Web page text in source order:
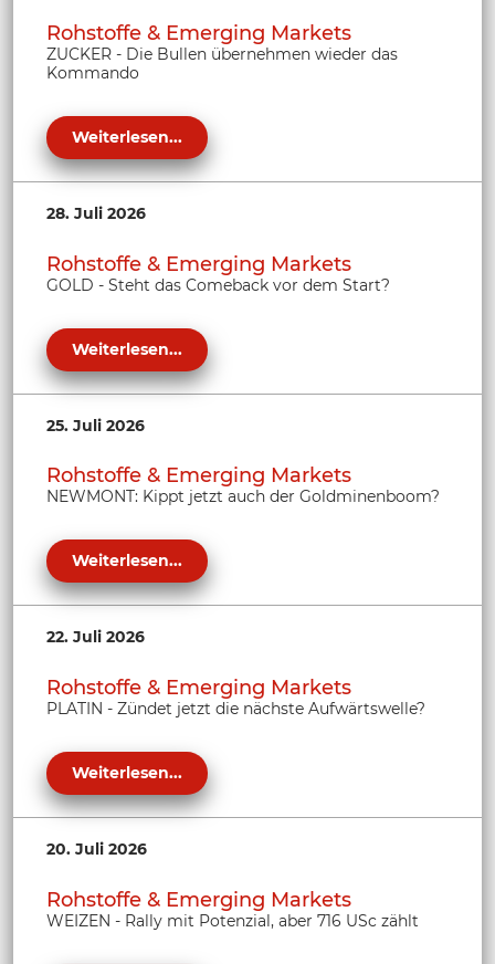
Rohstoffe & Emerging Markets
ZUCKER - Die Bullen übernehmen wieder das
Kommando
Weiterlesen...
28. Juli 2026
Rohstoffe & Emerging Markets
GOLD - Steht das Comeback vor dem Start?
Weiterlesen...
25. Juli 2026
Rohstoffe & Emerging Markets
NEWMONT: Kippt jetzt auch der Goldminenboom?
Weiterlesen...
22. Juli 2026
Rohstoffe & Emerging Markets
PLATIN - Zündet jetzt die nächste Aufwärtswelle?
Weiterlesen...
20. Juli 2026
Rohstoffe & Emerging Markets
WEIZEN - Rally mit Potenzial, aber 716 USc zählt